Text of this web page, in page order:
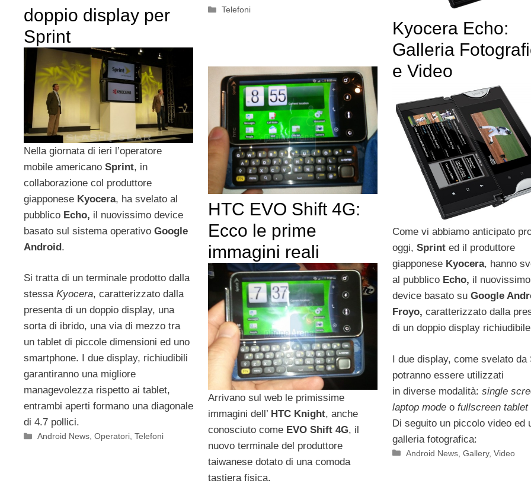
Categorie
Telefoni
Kyocera Echo:
Galleria
e Video
Come vi abbiamo anticipato
oggi, Sprint ed il produttore
giapponese Kyocera, hanno
al pubblicoEcho, il nuovissimo
device basato su Google
Froyo, caratterizzato dalla
di un doppio display
I due display, come svelato da
potranno essere utilizzati
in diverse modalità: single
laptop modeo fullscreen tablet
Di seguito un piccolo video ed
galleria fotografica:
Categorie
Android News ,Gallery,Video
doppio display per
Sprint
Nella giornata di ieri l’operatore
mobile americano Sprint, in
collaborazione col produttore
giapponese Kyocera, ha svelato al
pubblico Echo, il nuovissimo device
basato sul sistema operativo Google
Android.
Si tratta di un terminale prodotto dalla
stessa Kyocera, caratterizzato dalla
presenta di un doppio display, una
sorta di ibrido, una via di mezzo tra
un tablet di piccole dimensioni ed uno
smartphone. I due display, richiudibili
garantiranno una migliore
managevolezza rispetto ai tablet,
entrambi aperti formano una diagonale
di 4.7 pollici.
Categorie
Android News,Operatori,Telefoni
HTC EVO Shift 4G:
Ecco le prime
immagini reali
Arrivano sul web le primissime
immagini dell’ HTC Knight, anche
conosciuto come EVO Shift 4G, il
nuovo terminale del produttore
taiwanese dotato di una comoda
tastiera fisica.